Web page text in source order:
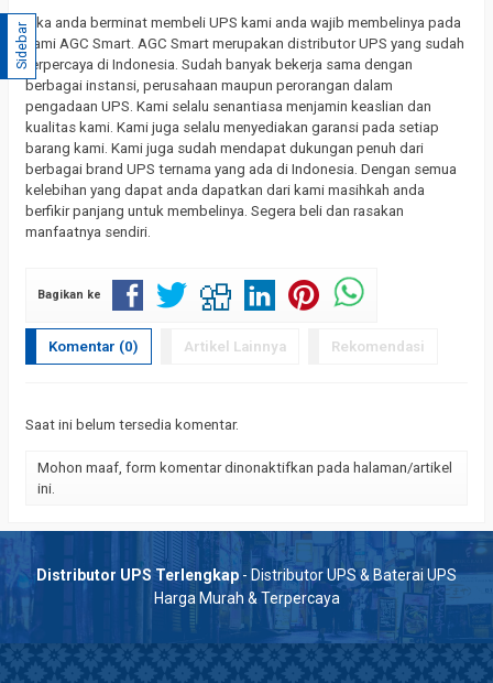
Jika anda berminat membeli UPS kami anda wajib membelinya pada
kami AGC Smart. AGC Smart merupakan distributor UPS yang sudah
terpercaya di Indonesia. Sudah banyak bekerja sama dengan
berbagai instansi, perusahaan maupun perorangan dalam
pengadaan UPS. Kami selalu senantiasa menjamin keaslian dan
kualitas kami. Kami juga selalu menyediakan garansi pada setiap
barang kami. Kami juga sudah mendapat dukungan penuh dari
berbagai brand UPS ternama yang ada di Indonesia. Dengan semua
kelebihan yang dapat anda dapatkan dari kami masihkah anda
berfikir panjang untuk membelinya. Segera beli dan rasakan
manfaatnya sendiri.
Bagikan ke
Komentar (0) Artikel Lainnya Rekomendasi
Saat ini belum tersedia komentar.
Mohon maaf, form komentar dinonaktifkan pada halaman/artikel
ini.
Sidebar
Distributor UPS Terlengkap - Distributor UPS & Baterai UPS
Harga Murah & Terpercaya